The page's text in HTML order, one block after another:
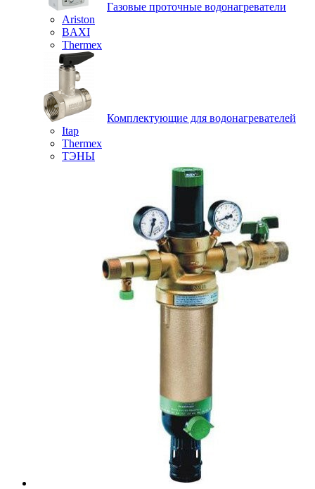
Газовые проточные водонагреватели
Ariston
BAXI
Thermex
Комплектующие для водонагревателей
Itap
Thermex
ТЭНЫ